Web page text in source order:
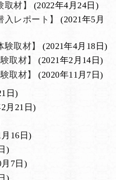
材】
(2022年4月24日)
レポート】
(2021年5月
取材】
(2021年4月18日)
取材】
(2021年2月14日)
取材】
(2020年11月7日)
日)
月21日)
16日)
)
月7日)
)